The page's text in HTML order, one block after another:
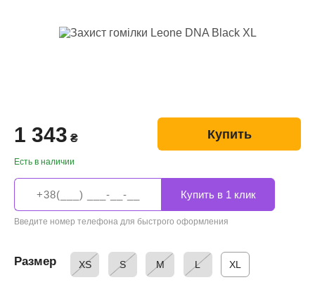
1 343 ₴
Есть в наличии
Купить
Введите номер телефона для быстрого оформления
Размер XS S M L XL